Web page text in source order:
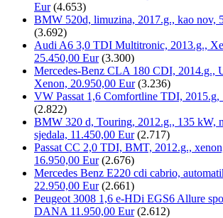
Eur (4.653)
BMW 520d, limuzina, 2017.g., kao nov,
(3.692)
Audi A6 3,0 TDI Multitronic, 2013.g.,
25.450,00 Eur (3.300)
Mercedes-Benz CLA 180 CDI, 2014.g.,
Xenon, 20.950,00 Eur (3.236)
VW Passat 1,6 Comfortline TDI, 2015.g,
(2.822)
BMW 320 d, Touring, 2012.g., 135 kW,
sjedala, 11.450,00 Eur (2.717)
Passat CC 2,0 TDI, BMT, 2012.g.,
16.950,00 Eur (2.676)
Mercedes Benz E220 cdi cabrio,
22.950,00 Eur (2.661)
Peugeot 3008 1,6 e-HDi EGS6 Allure
DANA 11.950,00 Eur (2.612)